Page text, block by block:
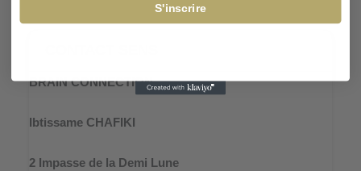
BRAIN CONNECTION
Ibtissame CHAFIKI
2 Impasse de la Demi Lune
S'inscrire